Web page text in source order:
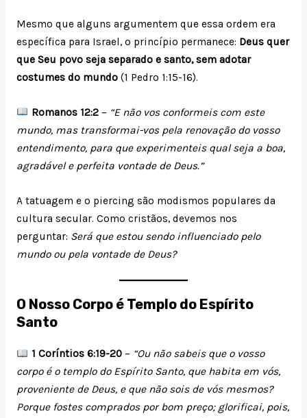
Mesmo que alguns argumentem que essa ordem era
específica para Israel, o princípio permanece: Deus quer
que Seu povo seja separado e santo, sem adotar
costumes do mundo(1 Pedro 1:15-16).
Romanos 12:2– “E não vos conformeis com este
mundo, mas transformai-vos pela renovação do vosso
entendimento, para que experimenteis qual seja a boa,
agradável e perfeita vontade de Deus.”
A tatuagem e o piercing são modismos populares da
cultura secular. Como cristãos, devemos nos
perguntar: Será que estou sendo influenciado pelo
mundo ou pela vontade de Deus?
O Nosso Corpo é Templo do Espírito
Santo
1 Coríntios 6:19-20– “Ou não sabeis que o vosso
corpo é o templo do Espírito Santo, que habita em vós,
proveniente de Deus, e que não sois de vós mesmos?
Porque fostes comprados por bom preço; glorificai, pois,